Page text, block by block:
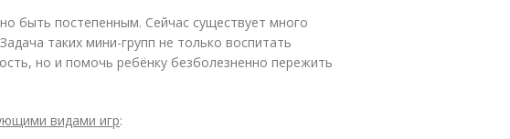
быть постепенным. Сейчас существует много
таких мини-групп не только воспитать
но и помочь ребёнку безболезненно пережить
видами игр: